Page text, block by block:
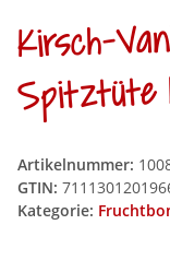
Kirsch-
Spitztüte
Artikelnummer:
GTIN:
Kategorie: